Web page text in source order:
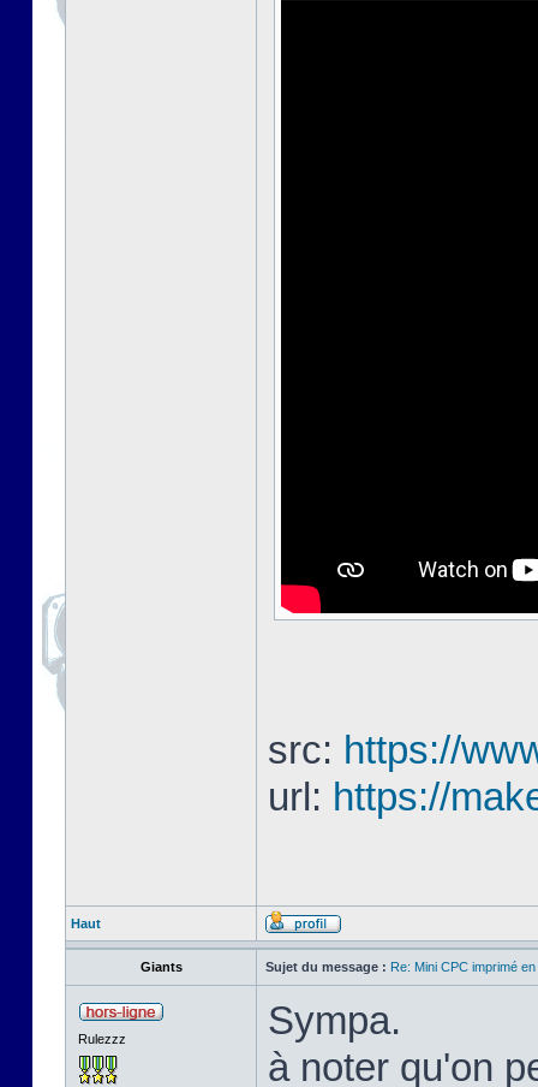
src: https://
url: https://
Haut
Giants Sujet du message : Re: Mini CPC imprimé
Rulezzz
Sympa.
à noter qu'on